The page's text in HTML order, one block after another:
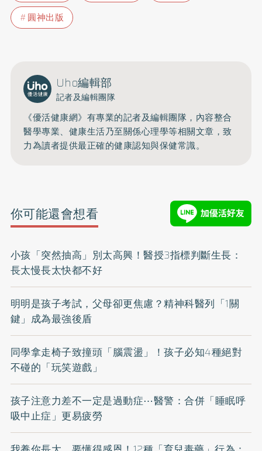
圓神出版
Uho編輯部
記者及編輯團隊
《優活健康網》有專業的記者及編輯團隊，內容整合
醫學專業、健康生活乃至關係心理學等相關文章，致
力為讀者提供最正確的健康認知與保健常識。
你可能還會想看
小孩「突然抽高」別太高興！醫授3指標判斷生長：
長太慢長太快都不好
明明是孩子考試，父母卻更焦慮？精神科醫列「1關
鍵」成為最強後盾
同學拿走椅子致撞頭「腦震盪」！孩子必知4種絕對
不碰的「玩笑遊戲」
孩子注意力差不一定是過動症⋯醫警：合併「睡眠呼
吸中止症」更易疲勞